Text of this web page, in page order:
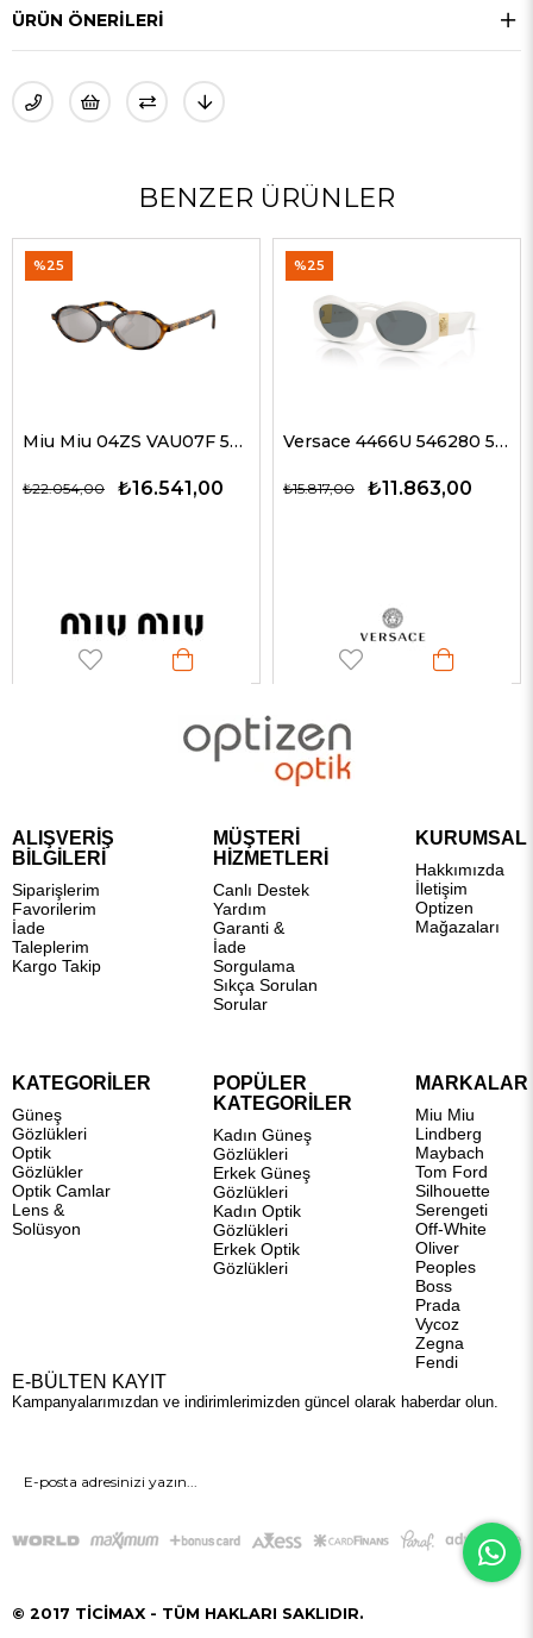
ÜRÜN ÖNERILERI
BENZER ÜRÜNLER
Miu Miu 04ZS VAU07F 50 Kadın Güneş Gözlükleri Versace 4466U 546280 54 G Kadın Güneş Gözlükleri
₺11.863,00
₺15.817,00 ₺19.327,00
ALIŞVERİŞ
BİLGİLERİ
Siparişlerim
Favorilerim
İade
Taleplerim
Kargo Takip
MÜŞTERİ
HİZMETLERİ
Canlı Destek
Yardım
Garanti &
İade
Sorgulama
Sıkça Sorulan
Sorular
KURUMSAL
Hakkımızda
İletişim
Optizen
Mağazaları
KATEGORİLER
Güneş
Gözlükleri
Optik
Gözlükler
Optik Camlar
Lens &
Solüsyon
POPÜLER
KATEGORİLER
Kadın Güneş
Gözlükleri
Erkek Güneş
Gözlükleri
Kadın Optik
Gözlükleri
Erkek Optik
Gözlükleri
MARKALAR
Miu Miu
Lindberg
Maybach
Tom Ford
Silhouette
Serengeti
Off-White
Oliver
Peoples
Boss
Prada
Vycoz
Zegna
Fendi
E-BÜLTEN KAYIT
Kampanyalarımızdan ve indirimlerimizden güncel olarak haberdar olun.
GÖNDER
© 2017 TİCİMAX - TÜM HAKLARI SAKLIDIR.